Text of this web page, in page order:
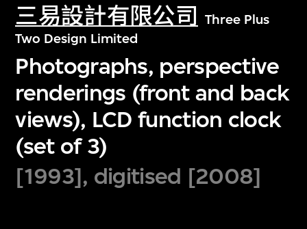
三易設計有限公司
Three Plus
Two Design Limited
Photographs, perspective
renderings (front and back
views), LCD function clock
(set of 3)
[1993], digitised [2008]